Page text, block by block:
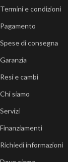
Termini e condizioni
Pagamento
Spese di consegna
Garanzia
Resi e cambi
Chi siamo
Servizi
Finanziamenti
Richiedi informazioni